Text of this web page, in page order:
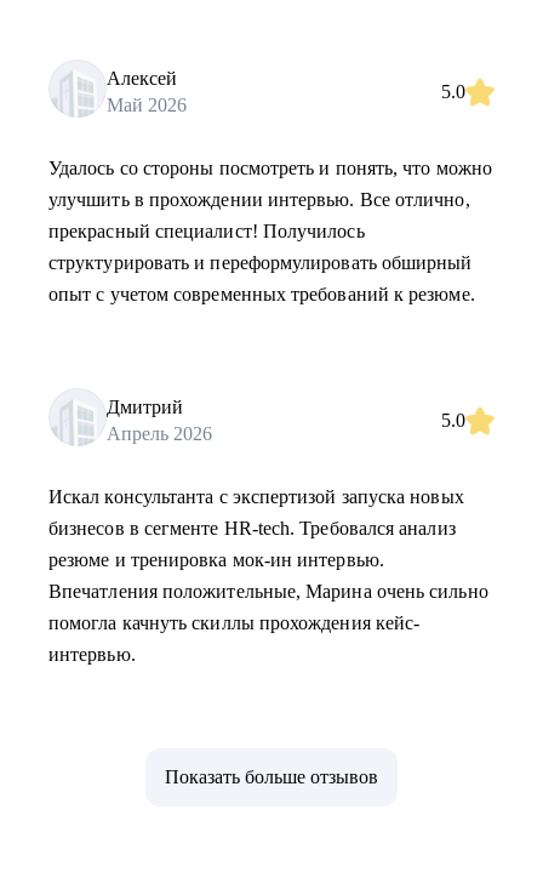
Алексей
Май 2026
5.0
Удалось со стороны посмотреть и понять, что можно
улучшить в прохождении интервью. Все отлично,
прекрасный специалист! Получилось
структурировать и переформулировать обширный
опыт с учетом современных требований к резюме.
Дмитрий
Апрель 2026
5.0
Искал консультанта с экспертизой запуска новых
бизнесов в сегменте HR-tech. Требовался анализ
резюме и тренировка мок-ин интервью.
Впечатления положительные, Марина очень сильно
помогла качнуть скиллы прохождения кейс-
интервью.
Показать больше отзывов